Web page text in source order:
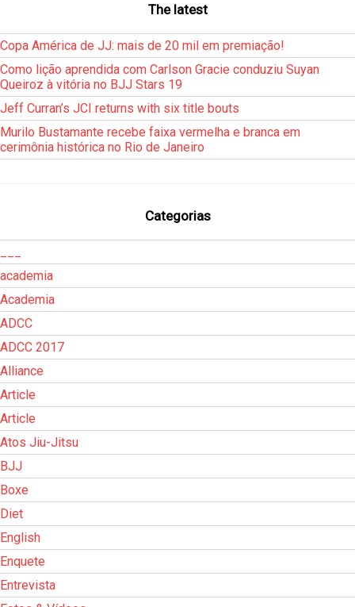
The latest
Copa América de JJ: mais de 20 mil em premiação!
Como lição aprendida com Carlson Gracie conduziu Suyan
Queiroz à vitória no BJJ Stars 19
Jeff Curran’s JCI returns with six title bouts
Murilo Bustamante recebe faixa vermelha e branca em
cerimônia histórica no Rio de Janeiro
Categorias
academia
Academia
ADCC
ADCC 2017
Alliance
Article
Article
Atos Jiu-Jitsu
BJJ
Boxe
Diet
English
Enquete
Entrevista